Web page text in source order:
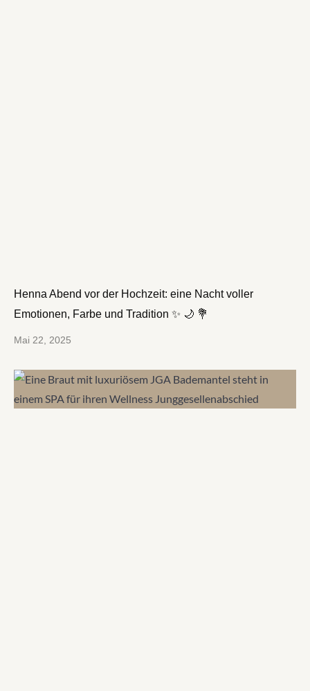
Henna Abend vor der Hochzeit: eine Nacht voller
Emotionen, Farbe und Tradition ✨ 🌙 💐
Mai 22, 2025